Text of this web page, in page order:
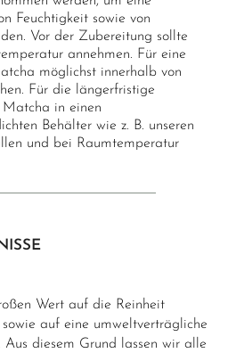
Feuchtigkeit sowie von
Vor der Zubereitung sollte
annehmen. Für eine
möglichst innerhalb von
Für die längerfristige
in einen
Behälter wie z. B. unseren
und bei Raumtemperatur
Wert auf die Reinheit
sowie auf eine umweltverträgliche
Aus diesem Grund lassen wir alle